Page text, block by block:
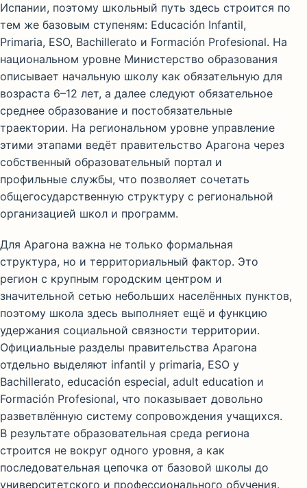
Испании, поэтому школьный путь здесь строится по
тем же базовым ступеням: Educación Infantil,
Primaria, ESO, Bachillerato и Formación Profesional. На
национальном уровне Министерство образования
описывает начальную школу как обязательную для
возраста 6–12 лет, а далее следуют обязательное
среднее образование и постобязательные
траектории. На региональном уровне управление
этими этапами ведёт правительство Арагона через
собственный образовательный портал и
профильные службы, что позволяет сочетать
общегосударственную структуру с региональной
организацией школ и программ.
Для Арагона важна не только формальная
структура, но и территориальный фактор. Это
регион с крупным городским центром и
значительной сетью небольших населённых пунктов,
поэтому школа здесь выполняет ещё и функцию
удержания социальной связности территории.
Официальные разделы правительства Арагона
отдельно выделяют infantil y primaria, ESO y
Bachillerato, educación especial, adult education и
Formación Profesional, что показывает довольно
разветвлённую систему сопровождения учащихся.
В результате образовательная среда региона
строится не вокруг одного уровня, а как
последовательная цепочка от базовой школы до
университетского и профессионального обучения.